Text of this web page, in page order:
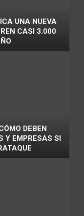
UNA NUEVA
CASI 3.000
DEBEN
Y EMPRESAS SI